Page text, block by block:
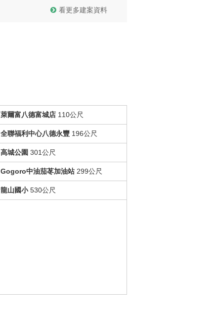
看更多建案資料
萊爾富八德富城店 110公尺
全聯福利中心八德永豐 196公尺
高城公園 301公尺
Gogoro中油茄苳加油站 299公尺
龍山國小 530公尺